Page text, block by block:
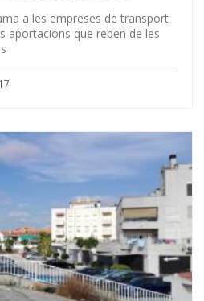
a les empreses de transport
aportacions que reben de les